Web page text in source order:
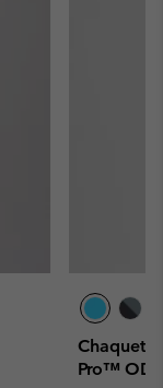
Chaqueta
Pro™